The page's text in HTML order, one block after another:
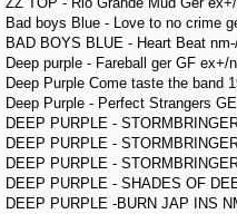
Bad boys Blue - Love to no crime
BAD BOYS BLUE - Heart Beat
Deep purple - Fareball ger GF ex+/
Deep Purple Come taste the band
Deep Purple - Perfect Strangers
DEEP PURPLE -
DEEP PURPLE -
DEEP PURPLE -
DEEP PURPLE - SHADES OF
DEEP PURPLE -BURN JAP INS